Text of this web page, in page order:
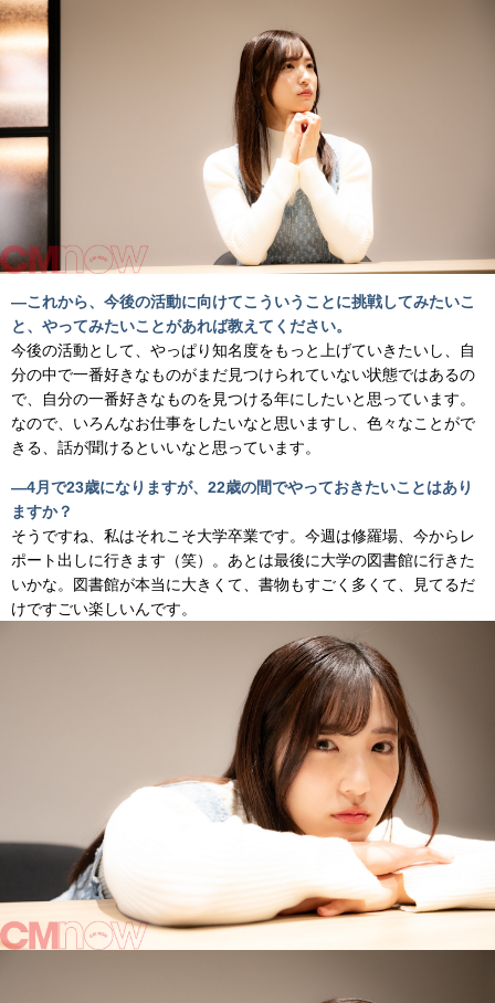
―これから、今後の活動に向けてこういうことに挑戦してみたいこ
と、やってみたいことがあれば教えてください。
今後の活動として、やっぱり知名度をもっと上げていきたいし、自
分の中で一番好きなものがまだ見つけられていない状態ではあるの
で、自分の一番好きなものを見つける年にしたいと思っています。
なので、いろんなお仕事をしたいなと思いますし、色々なことがで
きる、話が聞けるといいなと思っています。
―4月で23歳になりますが、22歳の間でやっておきたいことはあり
ますか？
そうですね、私はそれこそ大学卒業です。今週は修羅場、今からレ
ポート出しに行きます（笑）。あとは最後に大学の図書館に行きた
いかな。図書館が本当に大きくて、書物もすごく多くて、見てるだ
けですごい楽しいんです。